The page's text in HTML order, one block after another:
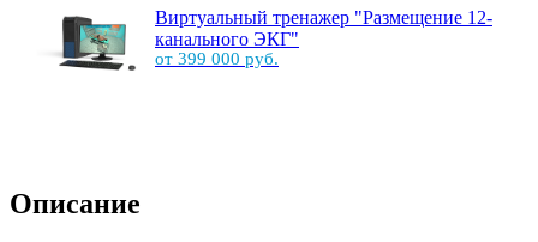
Виртуальный тренажер "Размещение 12-
канального ЭКГ"
от 399 000 руб.
Описание